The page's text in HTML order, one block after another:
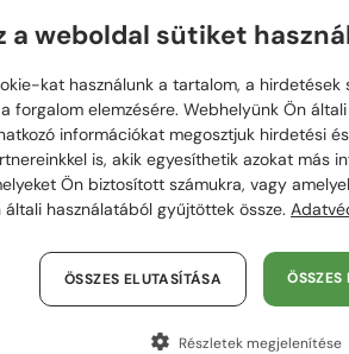
48/72 48/72
a weboldal sütiket
kat használunk a tartalom, a hirdetések
forgalom elemzésére. Webhelyünk Ön
információkat megosztjuk hirdetési
is, akik egyesíthetik azokat más
Ön biztosított számukra, vagy
általi használatából gyűjtöttek össze.
ÖSSZES ELUTASÍTÁSA
Részletek megjelenítése